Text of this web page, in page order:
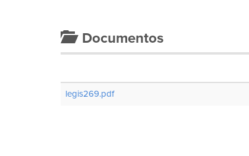
Documentos
legis269.pdf